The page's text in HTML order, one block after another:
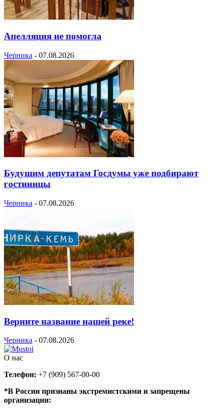
Апелляция не помогла
Черника - 07.08.2026
Будущим депутатам Госдумы уже подбирают
гостиницы
Черника - 07.08.2026
Верните название нашей реке!
Черника - 07.08.2026
О нас
Телефон: +7 (909) 567-00-00
*В России признаны экстремистскими и запрещены
организации: